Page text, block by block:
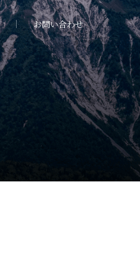
お問い合わせ